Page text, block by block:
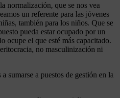
normalización, que se nos vea
un referente para las jóvenes
también para los niños. Que se
pueda estar ocupado por un
ocupe el que esté más capacitado.
no masculinización ni
sumarse a puestos de gestión en la